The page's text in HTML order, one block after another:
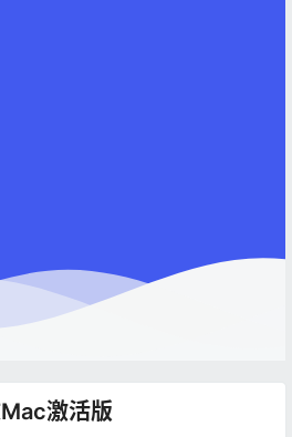
激活版